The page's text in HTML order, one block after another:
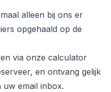
alleen bij ons er
opgehaald op de
via onze calculator
en ontvang gelijk
uw email inbox.